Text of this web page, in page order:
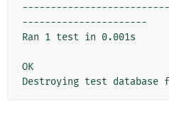
----------------------
Ran 1 test in 0.001s
OK
Destroying test